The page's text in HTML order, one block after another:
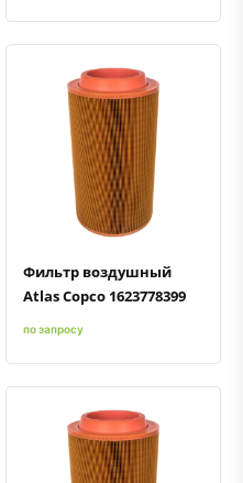
Быстрый просмотрДобавить к сравнению
Добавить в избранное
Фильтр воздушный
Atlas Copco 1623778399
по запросу